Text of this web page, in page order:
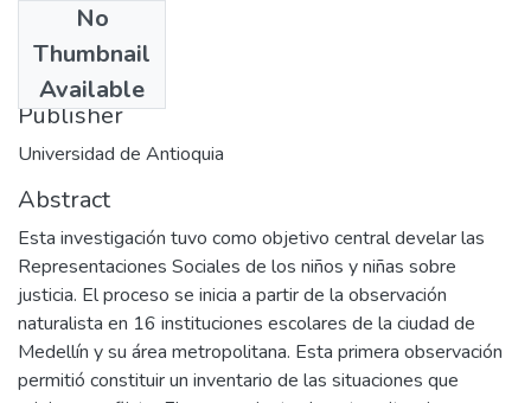
No
Thumbnail
Available
2002-08
Publisher
Universidad de Antioquia
Abstract
Esta investigación tuvo como objetivo central develar las
Representaciones Sociales de los niños y niñas sobre
justicia. El proceso se inicia a partir de la observación
naturalista en 16 instituciones escolares de la ciudad de
Medellín y su área metropolitana. Esta primera observación
permitió constituir un inventario de las situaciones que